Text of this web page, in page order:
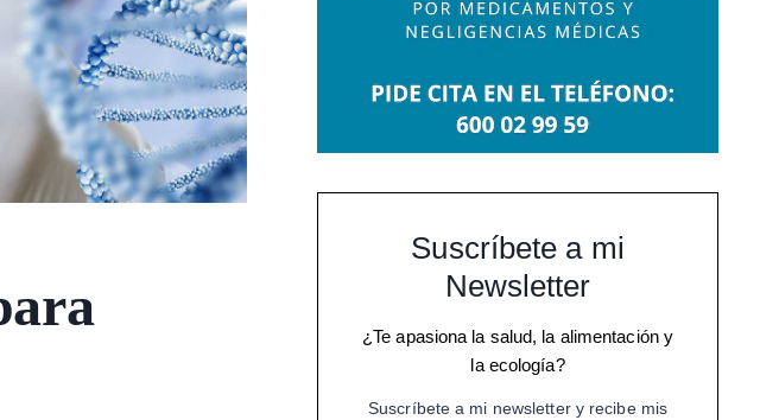
Suscríbete a mi
Newsletter
¿Te apasiona la salud, la alimentación y
la ecología?
Suscríbete a mi newsletter y recibe mis